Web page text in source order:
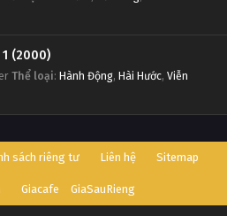
Vua Trò Chơi Phần 1 (2000)
Thể loại: Hành Động, Hài Hước, Viễn
sách riêng tư Liên hệ Sitemap
Giacafe GiaSauRieng